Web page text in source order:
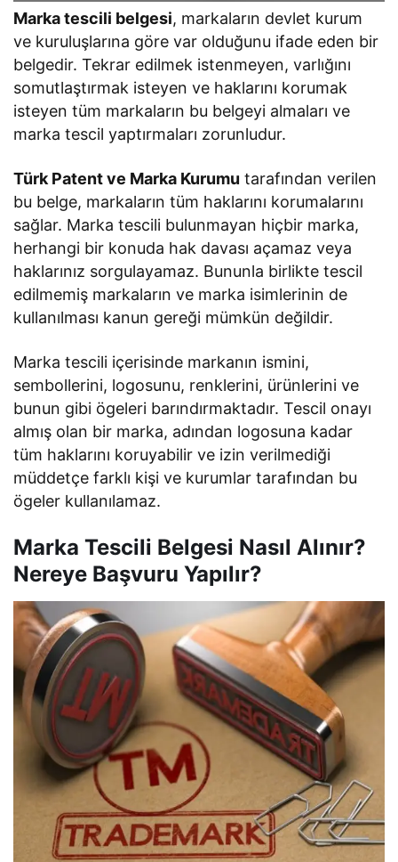
Marka tescili belgesi, markaların devlet kurum
ve kuruluşlarına göre var olduğunu ifade eden bir
belgedir. Tekrar edilmek istenmeyen, varlığını
somutlaştırmak isteyen ve haklarını korumak
isteyen tüm markaların bu belgeyi almaları ve
marka tescil yaptırmaları zorunludur.
Türk Patent ve Marka Kurumu tarafından verilen
bu belge, markaların tüm haklarını korumalarını
sağlar. Marka tescili bulunmayan hiçbir marka,
herhangi bir konuda hak davası açamaz veya
haklarınız sorgulayamaz. Bununla birlikte tescil
edilmemiş markaların ve marka isimlerinin de
kullanılması kanun gereği mümkün değildir.
Marka tescili içerisinde markanın ismini,
sembollerini, logosunu, renklerini, ürünlerini ve
bunun gibi ögeleri barındırmaktadır. Tescil onayı
almış olan bir marka, adından logosuna kadar
tüm haklarını koruyabilir ve izin verilmediği
müddetçe farklı kişi ve kurumlar tarafından bu
ögeler kullanılamaz.
Marka Tescili Belgesi Nasıl Alınır?
Nereye Başvuru Yapılır?